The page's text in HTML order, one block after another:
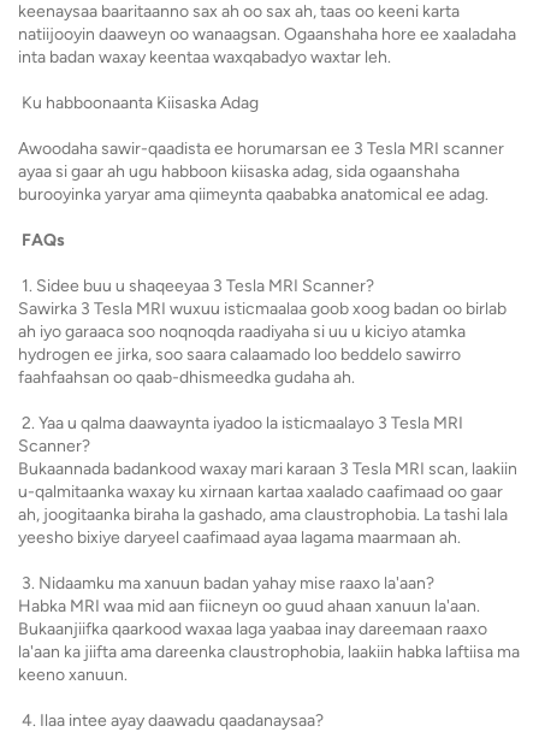
keenaysaa baaritaanno sax ah oo sax ah, taas oo keeni karta
natiijooyin daaweyn oo wanaagsan. Ogaanshaha hore ee xaaladaha
inta badan waxay keentaa waxqabadyo waxtar leh.
Ku habboonaanta Kiisaska Adag
Awoodaha sawir-qaadista ee horumarsan ee 3 Tesla MRI scanner
ayaa si gaar ah ugu habboon kiisaska adag, sida ogaanshaha
burooyinka yaryar ama qiimeynta qaababka anatomical ee adag.
FAQs
1. Sidee buu u shaqeeyaa 3 Tesla MRI Scanner?
Sawirka 3 Tesla MRI wuxuu isticmaalaa goob xoog badan oo birlab
ah iyo garaaca soo noqnoqda raadiyaha si uu u kiciyo atamka
hydrogen ee jirka, soo saara calaamado loo beddelo sawirro
faahfaahsan oo qaab-dhismeedka gudaha ah.
2. Yaa u qalma daawaynta iyadoo la isticmaalayo 3 Tesla MRI
Scanner?
Bukaannada badankood waxay mari karaan 3 Tesla MRI scan, laakiin
u-qalmitaanka waxay ku xirnaan kartaa xaalado caafimaad oo gaar
ah, joogitaanka biraha la gashado, ama claustrophobia. La tashi lala
yeesho bixiye daryeel caafimaad ayaa lagama maarmaan ah.
3. Nidaamku ma xanuun badan yahay mise raaxo la'aan?
Habka MRI waa mid aan fiicneyn oo guud ahaan xanuun la'aan.
Bukaanjiifka qaarkood waxaa laga yaabaa inay dareemaan raaxo
la'aan ka jiifta ama dareenka claustrophobia, laakiin habka laftiisa ma
keeno xanuun.
4. Ilaa intee ayay daawadu qaadanaysaa?